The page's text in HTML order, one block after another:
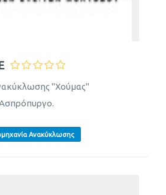
"Χούμας"
Ανακύκλωσης